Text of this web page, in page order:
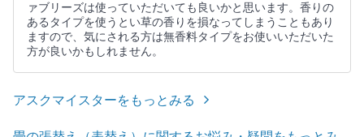
ァブリーズは使っていただいても良いかと思います。香りの
あるタイプを使うとい草の香りを損なってしまうこともあり
ますので、気にされる方は無香料タイプをお使いいただいた
方が良いかもしれません。
アスクマイスターをもっとみる